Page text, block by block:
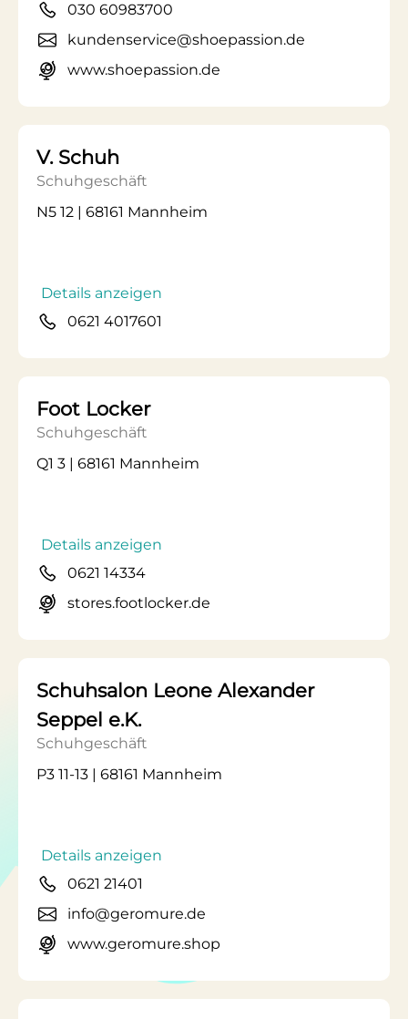
030 60983700
kundenservice@shoepassion.de
www.shoepassion.de
V. Schuh
Schuhgeschäft
N5 12 | 68161 Mannheim
Details anzeigen
0621 4017601
Foot Locker
Schuhgeschäft
Q1 3 | 68161 Mannheim
Details anzeigen
0621 14334
stores.footlocker.de
Schuhsalon Leone Alexander
Seppel e.K.
Schuhgeschäft
P3 11-13 | 68161 Mannheim
Details anzeigen
0621 21401
info@geromure.de
www.geromure.shop